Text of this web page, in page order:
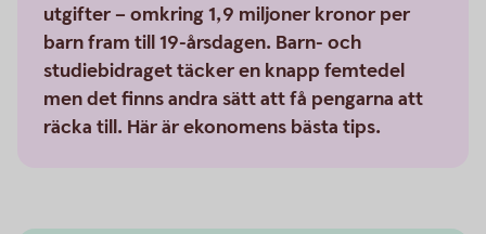
utgifter – omkring 1,9 miljoner kronor per
barn fram till 19-årsdagen. Barn- och
studiebidraget täcker en knapp femtedel
men det finns andra sätt att få pengarna att
räcka till. Här är ekonomens bästa tips.